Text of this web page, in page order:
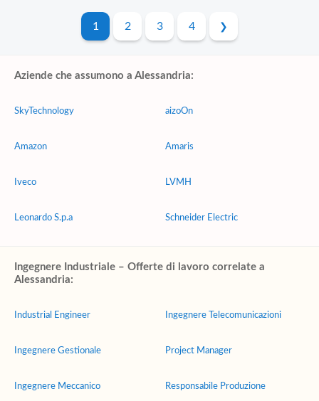
1 2 3 4
Aziende che assumono a Alessandria:
SkyTechnology
Amazon
Iveco
Leonardo S.p.a
aizoOn
Amaris
LVMH
Schneider Electric
Ingegnere Industriale – Offerte di lavoro correlate a
Alessandria:
Industrial Engineer
Ingegnere Gestionale
Ingegnere Meccanico
Ingegnere Telecomunicazioni
Project Manager
Responsabile Produzione